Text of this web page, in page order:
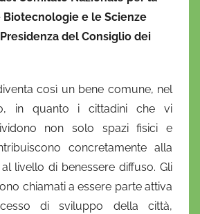
Biotecnologie e le Scienze
del Consiglio dei
così un bene comune, nel
in quanto i cittadini che vi
non solo spazi fisici e
concretamente alla
livello di benessere diffuso. Gli
chiamati a essere parte attiva
di sviluppo della città,